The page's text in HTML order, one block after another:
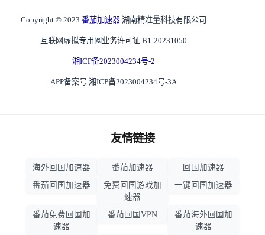
Copyright © 2023 番茄加速器 湖南精准量科技有限公司
互联网虚拟专用网业务许可证 B1-20231050
湘ICP备2023004234号-2
APP备案号 湘ICP备2023004234号-3A
友情链接
海外回国加速器 番茄加速器
回国加速器
番茄回国加速器
免费回国游戏加
速器
一键回国加速器
番茄免费回国加
速器
番茄回国VPN
番茄海外回国加
速器